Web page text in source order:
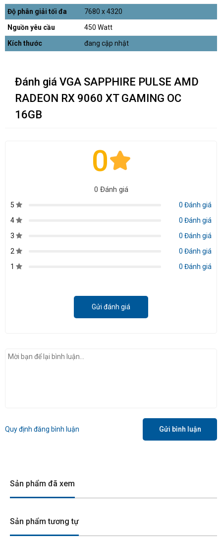
Độ phân giải tối đa
7680 x 4320
Nguồn yêu cầu
450 Watt
Kích thước
đang cập nhật
Đánh giá VGA SAPPHIRE PULSE AMD
RADEON RX 9060 XT GAMING OC
16GB
0
0 Đánh giá
5
0 Đánh giá
4
0 Đánh giá
3
0 Đánh giá
2
0 Đánh giá
1
0 Đánh giá
Gửi đánh giá
Quy định đăng bình luận Gửi bình luận
Sản phẩm đã xem
Sản phẩm tương tự